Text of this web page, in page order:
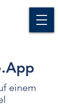
einem